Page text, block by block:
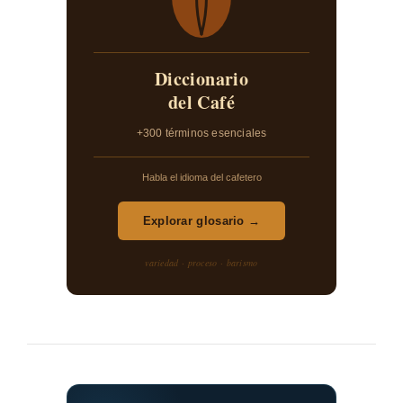
Diccionario
del Café
+300 términos esenciales
Habla el idioma del cafetero
Explorar glosario →
variedad · proceso · barismo